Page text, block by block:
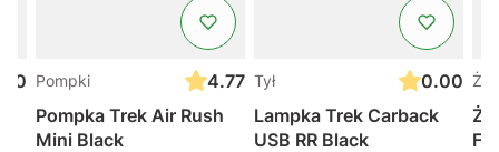
Pompki
4.77
Pompka Trek Air Rush
Mini Black
Tył
0.00
Lampka Trek Carback
USB RR Black